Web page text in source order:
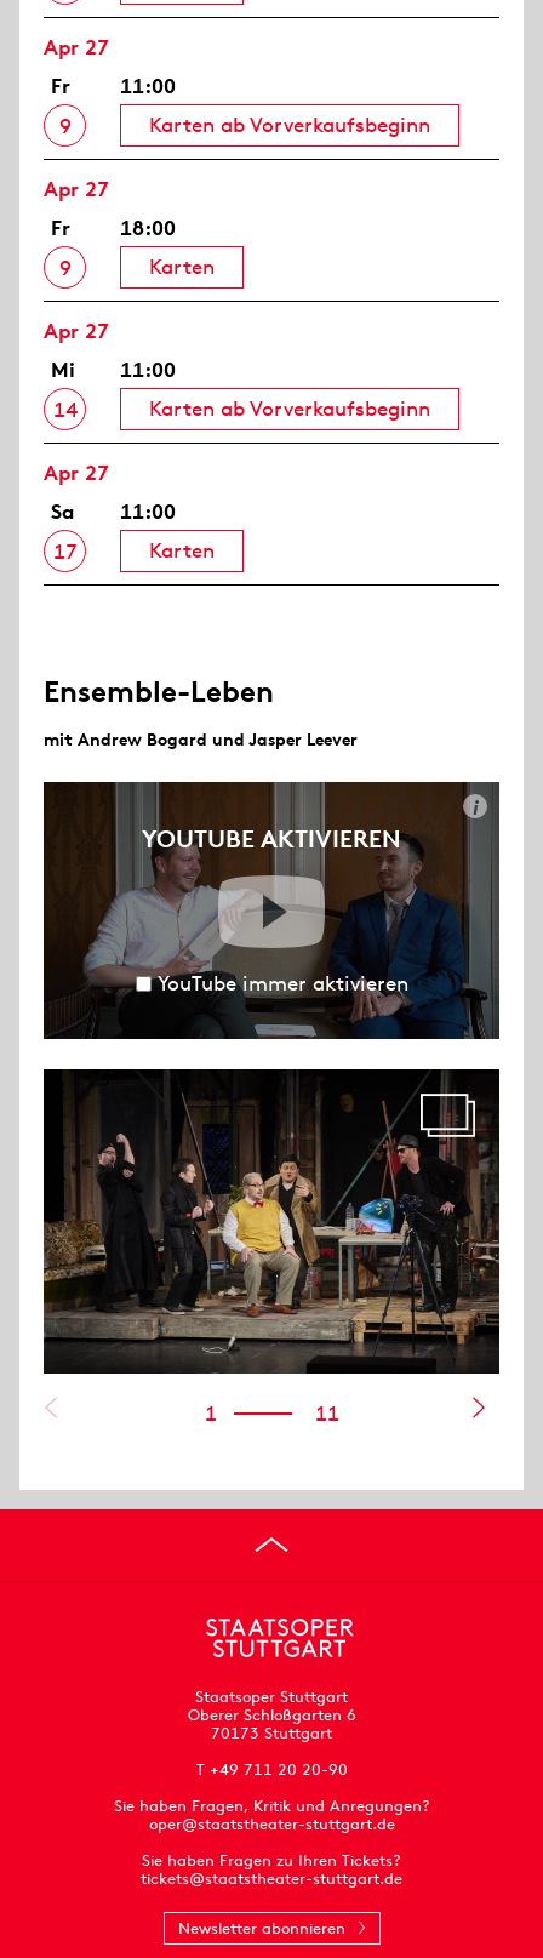
Apr 27
Fr
9
11:00
Karten ab Vorverkaufsbeginn
Apr 27
Fr
9
18:00
Karten
Apr 27
Mi
14
11:00
Karten ab Vorverkaufsbeginn
Apr 27
Sa
17
11:00
Karten
Ensemble-Leben
mit Andrew Bogard und Jasper Leever
YOUTUBE AKTIVIEREN
i
YouTube immer aktivieren
1 11
Staatsoper Stuttgart
Oberer Schloßgarten 6
70173 Stuttgart
T +49 711 20 20-90
Sie haben Fragen, Kritik und Anregungen?
oper@staatstheater-stuttgart.de
Sie haben Fragen zu Ihren Tickets?
tickets@staatstheater-stuttgart.de
Newsletter abonnieren